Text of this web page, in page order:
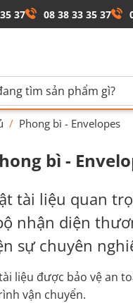
37 08 38 33 35 37
/ Phong bì - Envelopes
bì -
tài liệu quan
nhận diện
sự chuyên
liệu được bảo vệ an
vận chuyển.